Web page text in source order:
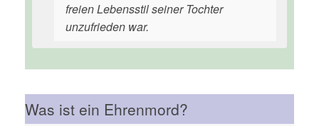
freien Lebensstil seiner Tochter
unzufrieden war.
Was ist ein Ehrenmord?